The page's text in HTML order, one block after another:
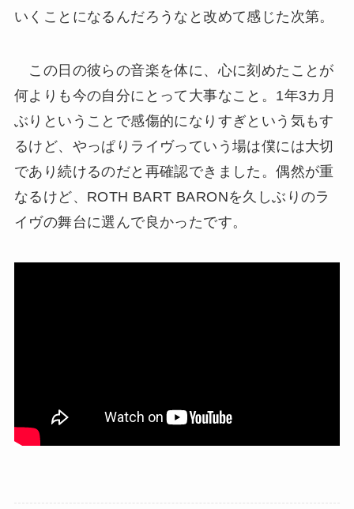
いくことになるんだろうなと改めて感じた次第。
この日の彼らの音楽を体に、心に刻めたことが
何よりも今の自分にとって大事なこと。1年3カ月
ぶりということで感傷的になりすぎという気もす
るけど、やっぱりライヴっていう場は僕には大切
であり続けるのだと再確認できました。偶然が重
なるけど、ROTH BART BARONを久しぶりのラ
イヴの舞台に選んで良かったです。